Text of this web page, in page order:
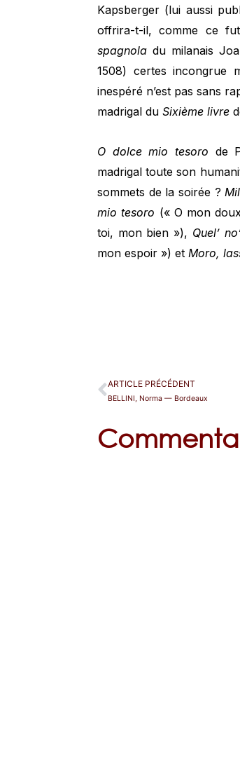
Kapsberger (lui aussi
offrira-t-il, comme ce
spagnola du milanais
1508) certes incongrue
inespéré n’est pas sans
madrigal duSixième livre
O dolce mio tesoro de
madrigal toute son
sommets de la soirée ?
mio tesoro (« O mon
toi, mon bien »), Quel’
mon espoir ») etMoro,
ARTICLE PRÉCÉDENT
BELLINI, Norma — Bordeaux